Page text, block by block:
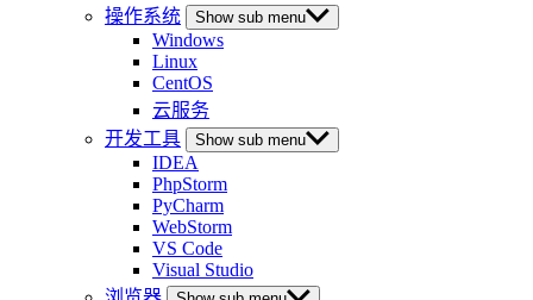
操作系统
Show sub menu
Windows
Linux
CentOS
云服务
开发工具
Show sub menu
IDEA
PhpStorm
PyCharm
WebStorm
VS Code
Visual Studio